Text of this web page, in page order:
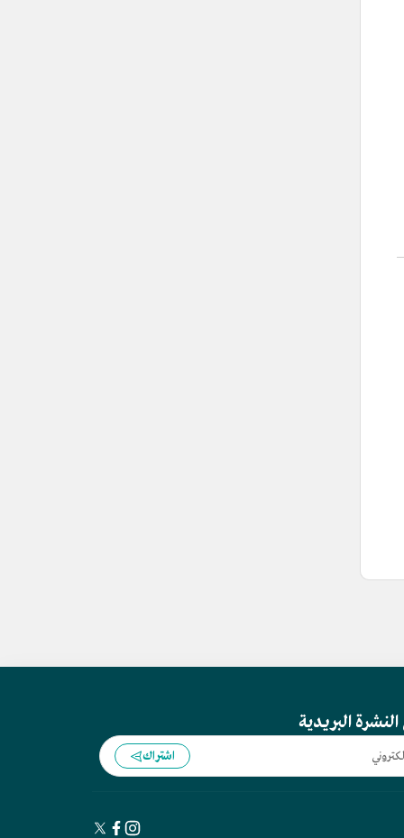
البريدية
اشتراك